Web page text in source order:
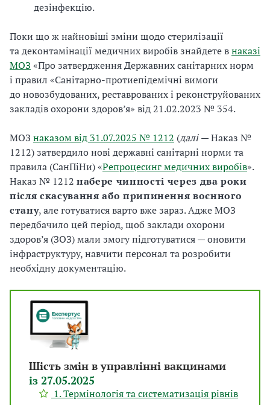
дезінфекцію.
Поки що ж найновіші зміни щодо стерилізації
та деконтамінації медичних виробів знайдете внаказі
МОЗ «Про затвердження Державних санітарних норм
і правил «Санітарно-протиепідемічні вимоги
до новозбудованих, реставрованих і реконструйованих
закладів охорони здоров’я» від 21.02.2023 № 354.
МОЗ наказом від 31.07.2025 № 1212 (далі— Наказ №
1212) затвердило нові державні санітарні норми та
правила (СанПіНи) «Репроцесинг медичних виробів».
Наказ № 1212 набере чинності через два роки
після скасування або припинення воєнного
стану, але готуватися варто вже зараз. Адже МОЗ
передбачило цей період, щоб заклади охорони
здоров’я (ЗОЗ) мали змогу підготуватися — оновити
інфраструктуру, навчити персонал та розробити
необхідну документацію.
Шість змін в управлінні вакцинами
із 27.05.2025
1. Термінологія та систематизація рівнів